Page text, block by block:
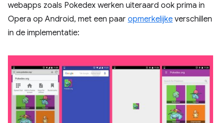
webapps zoals Pokedex werken uiteraard ook prima in
Opera op Android, met een paar opmerkelijke verschillen
in de implementatie: